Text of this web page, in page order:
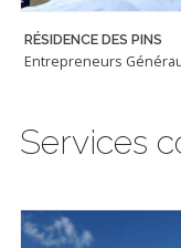
RÉSIDENCE DES PINS
Entrepreneurs
Services